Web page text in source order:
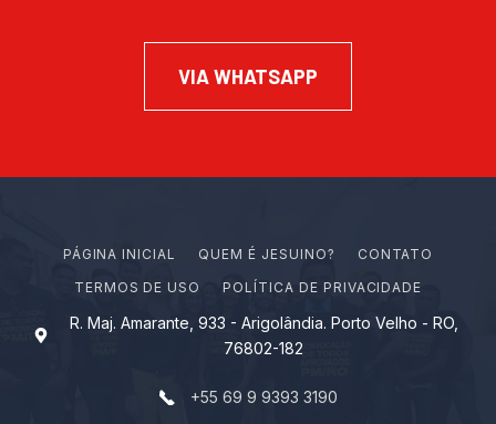
VIA WHATSAPP
PÁGINA INICIAL Q U EM É J ES U I N O?
CONTATO
TERMOS DE USO
POLÍTICA DE PRIVACIDADE
R. Maj. Amarante, 933 - Arigolândia. Porto Velho - RO,
76802-182
+55 69 9 9393 3190